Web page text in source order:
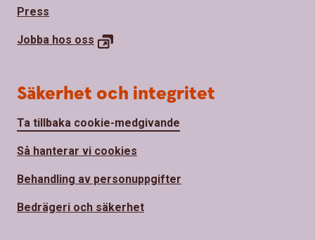
Press
Jobba hos oss
Säkerhet och integritet
Ta tillbaka cookie-medgivande
Så hanterar vi cookies
Behandling av personuppgifter
Bedrägeri och säkerhet